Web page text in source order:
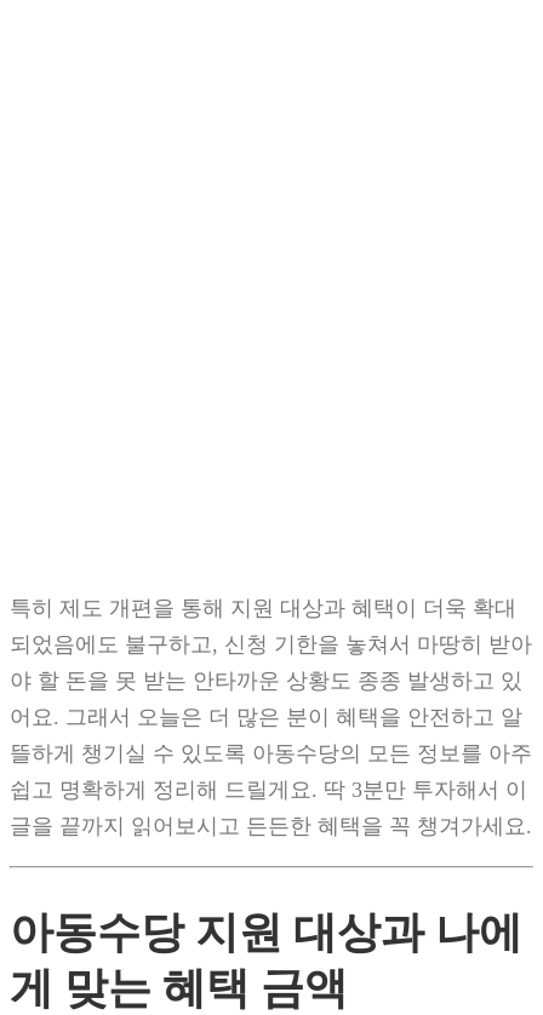
특히 제도 개편을 통해 지원 대상과 혜택이 더욱 확대
되었음에도 불구하고, 신청 기한을 놓쳐서 마땅히 받아
야 할 돈을 못 받는 안타까운 상황도 종종 발생하고 있
어요. 그래서 오늘은 더 많은 분이 혜택을 안전하고 알
뜰하게 챙기실 수 있도록 아동수당의 모든 정보를 아주
쉽고 명확하게 정리해 드릴게요. 딱 3분만 투자해서 이
글을 끝까지 읽어보시고 든든한 혜택을 꼭 챙겨가세요.
아동수당 지원 대상과 나에
게 맞는 혜택 금액